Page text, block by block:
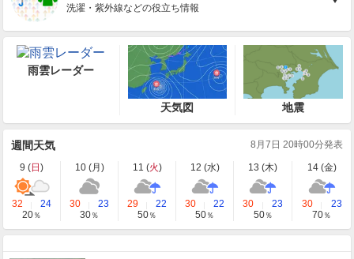
洗濯・紫外線などの役立ち情報
雨雲レーダー
天気図 地震
週間天気 8月7日 20時00分発表
9 (日 ) 10 (月 ) 11 (火) 12 (水) 13 (木) 14 (金)
32
24
20％
30
23
30％
29
22
50％
30
22
50％
30
23
50％
30
23
70％